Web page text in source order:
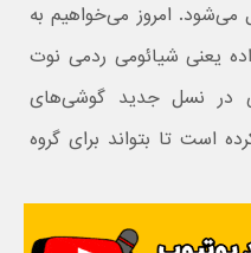
می‌شود. امروز می‌خواهیم به
یعنی شیائومی ردمی نوت
در نسل جدید گوشی‌های
است تا بتواند برای گروه